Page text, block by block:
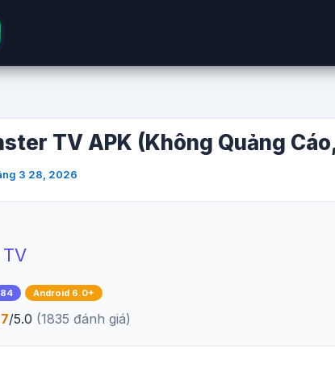
TV APK (Không Quảng
3 28, 2026
Android 6.0+
/5.0 (1835 đánh giá)